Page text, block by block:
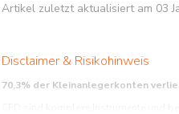
Artikel zuletzt aktualisiert am 03
Disclaimer & Risikohinweis
70,3% der Kleinanlegerkonten